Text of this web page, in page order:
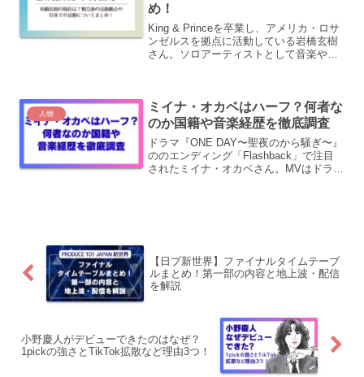
め！
King & Princeを卒業し、アメリカ・ロサ
ンゼルスを拠点に活動している岩橋玄樹
さん。ソロアーティストとして音楽や俳
動拠点...
人物
ミイナ・オカベはハーフ？何者な
のか国籍や音楽経歴を徹底調査
ドラマ『ONE DAY〜聖夜のから騒ぎ〜』
ののエンディング「Flashback」で注目
されたミイナ・オカベさん。MVはドラマ
【日プ新世界】ファイナルタイムテーブ
ルまとめ！第一部の内容と地上波・配信
を解説
小野慶人がデビューできたのはなぜ？
1pickの強さとTikTok拡散など理由3つ！